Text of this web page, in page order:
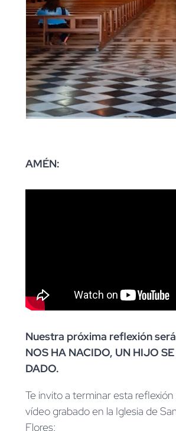
AMÉN:
Nuestra próxima reflexión
NOS HA NACIDO, UN HIJO
DADO.
Te invito a terminar esta
vídeo grabado en la Iglesia de
Flores: